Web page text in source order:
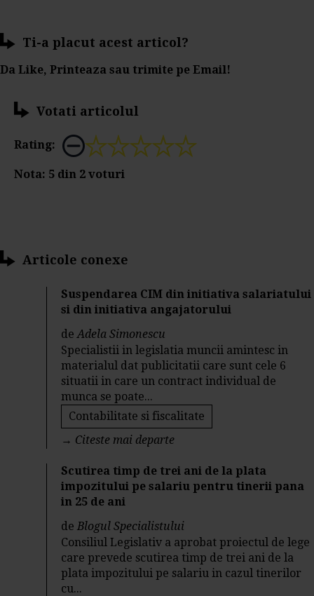
Ti-a placut acest articol?
Da Like, Printeaza sau trimite pe Email!
Votati articolul
Rating:
Nota: 5 din 2 voturi
Articole conexe
Suspendarea CIM din initiativa salariatului
si din initiativa angajatorului
deAdela Simonescu
Specialistii in legislatia muncii amintesc in
materialul dat publicitatii care sunt cele 6
situatii in care un contract individual de
munca se poate...
Contabilitate si fiscalitate
→ Citeste mai departe
Scutirea timp de trei ani de la plata
impozitului pe salariu pentru tinerii pana
in 25 de ani
deBlogul Specialistului
Consiliul Legislativ a aprobat proiectul de lege
care prevede scutirea timp de trei ani de la
plata impozitului pe salariu in cazul tinerilor
cu...